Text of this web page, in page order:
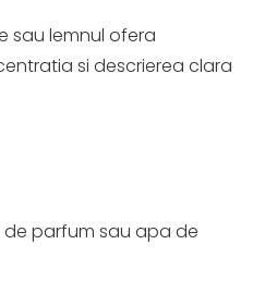
sau lemnul ofera
si descrierea clara
parfum sau apa de